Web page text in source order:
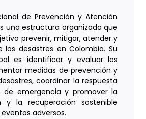
de Prevención y Atención
una estructura organizada que
prevenir, mitigar, atender y
los desastres en Colombia. Su
es identificar y evaluar los
medidas de prevención y
coordinar la respuesta
de emergencia y promover la
y la recuperación sostenible
adversos.